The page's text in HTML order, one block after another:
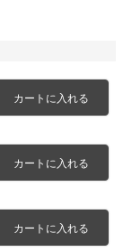
カートに入れる
カートに入れる
カートに入れる